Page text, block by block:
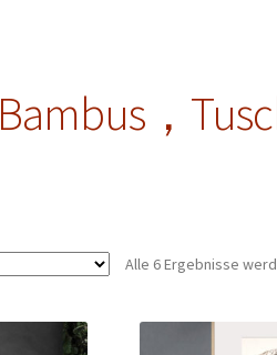
Bambus，
Alle 6 Ergebnisse